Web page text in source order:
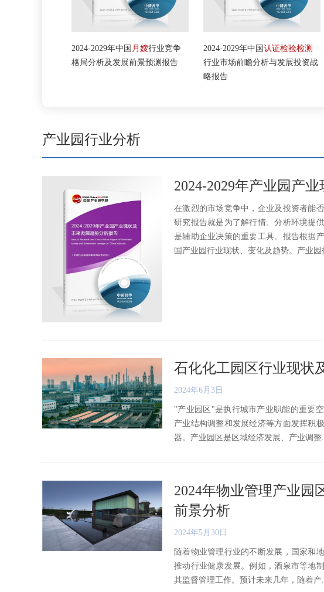
月嫂行业竞争
格局分析及发展前景预测报告
2024-2029年中国
认证检验检测
行业市场前瞻分析与发展投资战
2024-2029年中
市场深度调研
产业园行业分析
2024-2029年产业园产
在激烈的市场竞争中，企业及投资者能
研究报告就是为了解行情、分析环境提
是辅助企业决策的重要工具。报告根据
国产业园行业现状、变化及趋势。产业
石化化工园区行业现状
2024年6月3日
"产业园区"是执行城市产业职能的重要
产业结构调整和发展经济等方面发挥积
器。产业园区是区域经济发展、产业调整
2024年物业管理产业园
前景分析
2024年5月30日
随着物业管理行业的不断发展，国家和
推动行业健康发展。例如，酒泉市等地
其监督管理工作。预计未来几年，随着产